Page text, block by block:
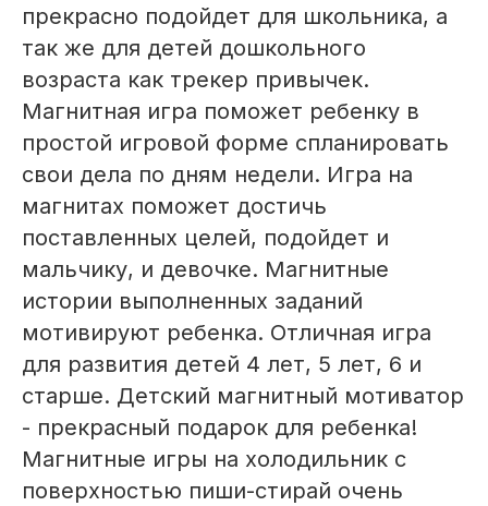
прекрасно подойдет для школьника, а
так же для детей дошкольного
возраста как трекер привычек.
Магнитная игра поможет ребенку в
простой игровой форме спланировать
свои дела по дням недели. Игра на
магнитах поможет достичь
поставленных целей, подойдет и
мальчику, и девочке. Магнитные
истории выполненных заданий
мотивируют ребенка. Отличная игра
для развития детей 4 лет, 5 лет, 6 и
старше. Детский магнитный мотиватор
- прекрасный подарок для ребенка!
Магнитные игры на холодильник с
поверхностью пиши-стирай очень